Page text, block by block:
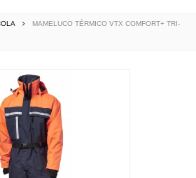
MAMELUCO TÉRMICO VTX COMFORT+ TRI-